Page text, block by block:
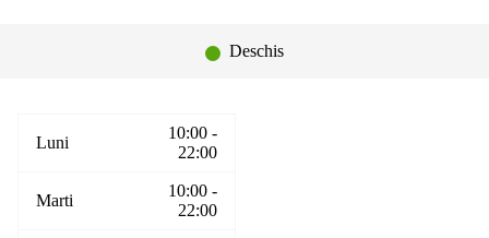
Deschis
Luni
10:00 -
22:00
Marti
10:00 -
22:00